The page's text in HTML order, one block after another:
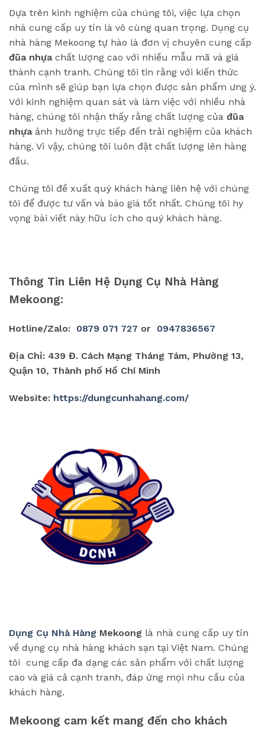
Dựa trên kinh nghiệm của chúng tôi, việc lựa chọn
nhà cung cấp uy tín là vô cùng quan trọng. Dụng cụ
nhà hàng Mekoong tự hào là đơn vị chuyên cung cấp
đũa nhựachất lượng cao với nhiều mẫu mã và giá
thành cạnh tranh. Chúng tôi tin rằng với kiến thức
của mình sẽ giúp bạn lựa chọn được sản phẩm ưng ý.
Với kinh nghiệm quan sát và làm việc với nhiều nhà
hàng, chúng tôi nhận thấy rằng chất lượng của đũa
nhựaảnh hưởng trực tiếp đến trải nghiệm của khách
hàng. Vì vậy, chúng tôi luôn đặt chất lượng lên hàng
đầu.
Chúng tôi đề xuất quý khách hàng liên hệ với chúng
tôi để được tư vấn và báo giá tốt nhất. Chúng tôi hy
vọng bài viết này hữu ích cho quý khách hàng.
Thông Tin Liên Hệ Dụng Cụ Nhà Hàng
Mekoong:
Hotline/Zalo: 0879 071 727 or 0947836567
Địa Chỉ: 439 Đ. Cách Mạng Tháng Tám, Phường 13,
Quận 10, Thành phố Hồ Chí Minh
Website: https://dungcunhahang.com/
Dụng Cụ Nhà Hàng Mekoong là nhà cung cấp uy tín
về dụng cụ nhà hàng khách sạn tại Việt Nam. Chúng
tôi cung cấp đa dạng các sản phẩm với chất lượng
cao và giá cả cạnh tranh, đáp ứng mọi nhu cầu của
khách hàng.
Mekoong cam kết mang đến cho khách